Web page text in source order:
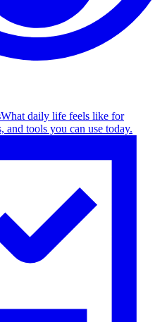
What daily life feels like for
and tools you can use today.